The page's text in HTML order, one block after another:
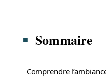
Sommaire
Comprendre